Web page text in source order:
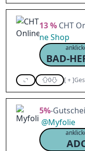
13 % CHT
ne Shop
0 [+]
5%-
@Myfolie